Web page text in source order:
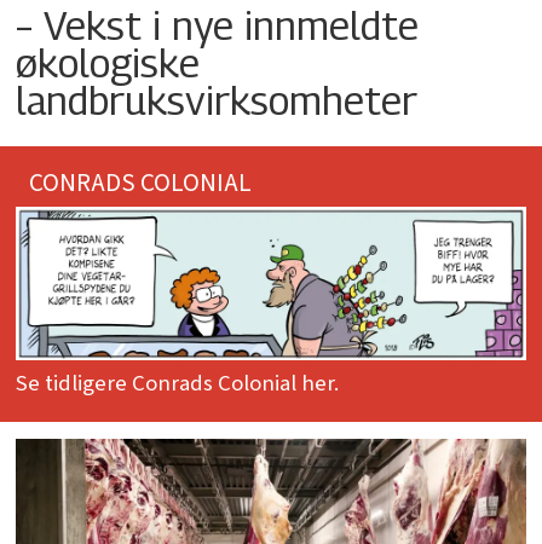
– Vekst i nye innmeldte
økologiske
landbruksvirksomheter
CONRADS COLONIAL
Se tidligere Conrads Colonial her.